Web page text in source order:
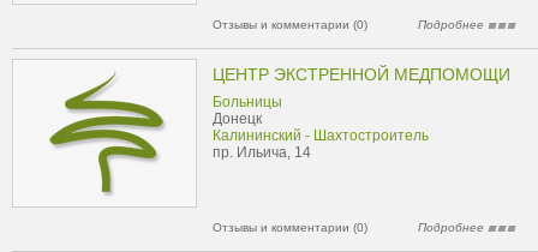
Отзывы и комментарии (0) Подробнее
ЦЕНТР ЭКСТРЕННОЙ МЕДПОМОЩИ
Больницы
Донецк
Калининский - Шахтостроитель
пр. Ильича, 14
Отзывы и комментарии (0) Подробнее